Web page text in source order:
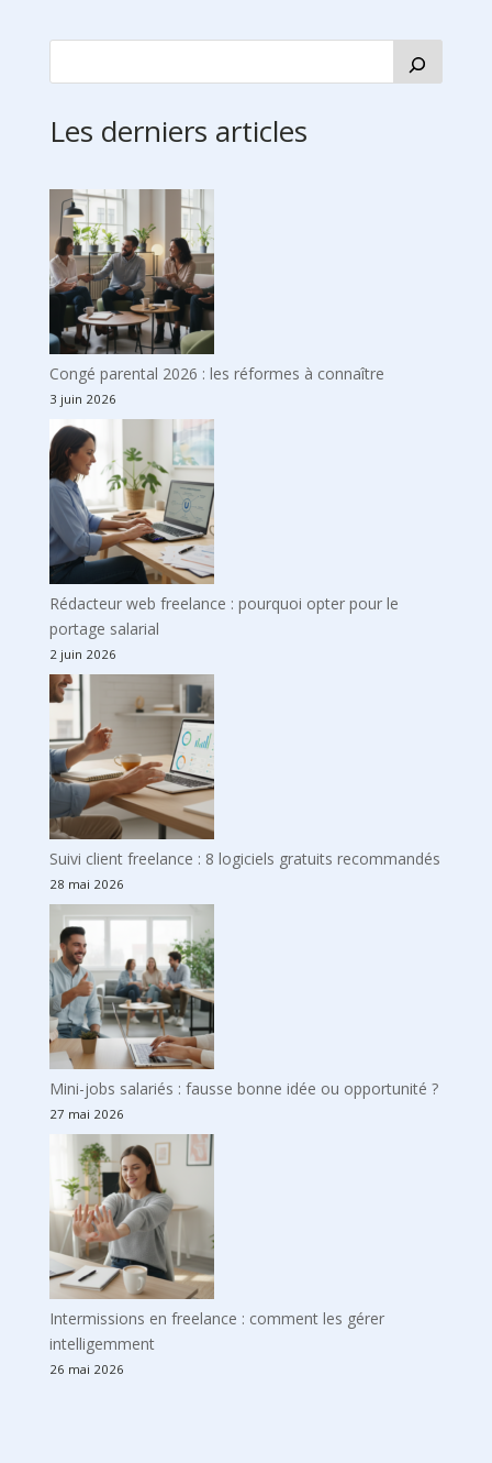
Les derniers articles
Congé parental 2026 : les réformes à connaître
3 juin 2026
Rédacteur web freelance : pourquoi opter pour le
portage salarial
2 juin 2026
Suivi client freelance : 8 logiciels gratuits recommandés
28 mai 2026
Mini-jobs salariés : fausse bonne idée ou opportunité ?
27 mai 2026
Intermissions en freelance : comment les gérer
intelligemment
26 mai 2026